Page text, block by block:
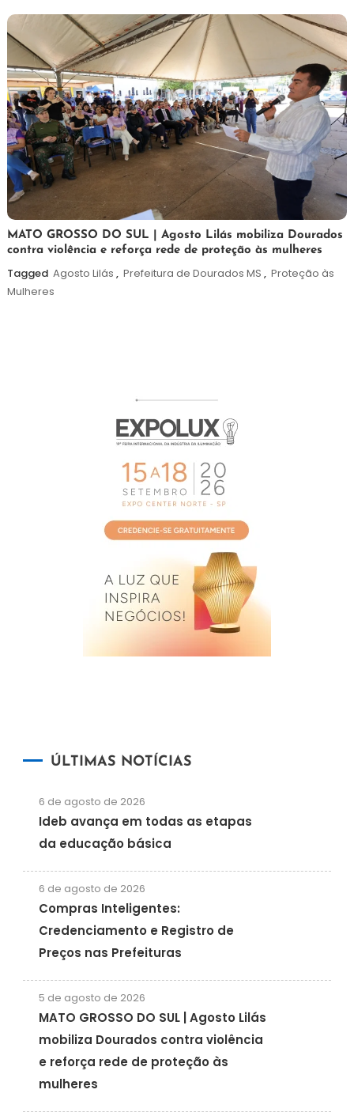
5
de
agosto
de
Maurilio
MATO GROSSO DO SUL | Agosto Lilás mobiliza Dourados
contra violência e reforça rede de proteção às mulheres
Tagged Agosto Lilás , Prefeitura de Dourados MS , Proteção às
Mulheres
ÚLTIMAS NOTÍCIAS
6 de agosto de 2026
Ideb avança em todas as etapas
da educação básica
6 de agosto de 2026
Compras Inteligentes:
Credenciamento e Registro de
Preços nas Prefeituras
5 de agosto de 2026
MATO GROSSO DO SUL | Agosto Lilás
mobiliza Dourados contra violência
e reforça rede de proteção às
mulheres